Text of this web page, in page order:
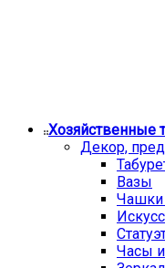
Хозяйственные
Декор,
Вазы
Чашки
Часы